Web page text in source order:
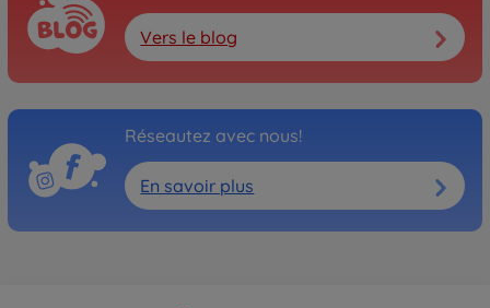
Vers le blog
Réseautez avec nous!
En savoir plus